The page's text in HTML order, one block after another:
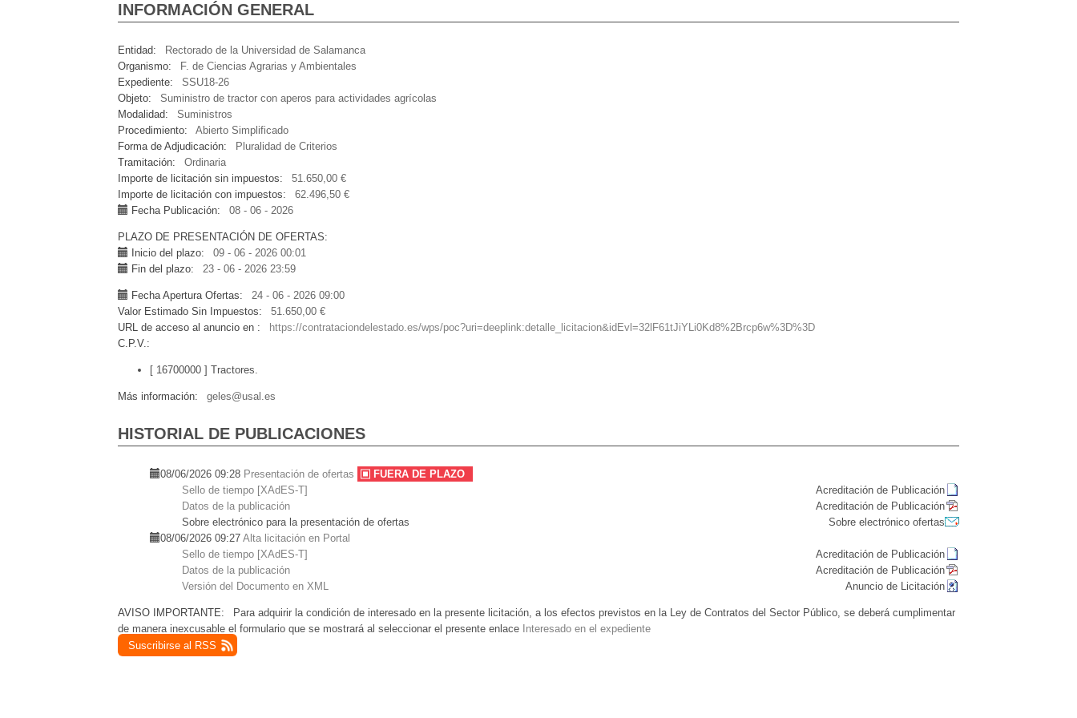
INFORMACIÓN GENERAL
Entidad
Rectorado de la Universidad de Salamanca
Organismo
F. de Ciencias Agrarias y Ambientales
Expediente
SSU18-26
Objeto
Suministro de tractor con aperos para actividades agrícolas
Modalidad
Suministros
Procedimiento
Abierto Simplificado
Forma de Adjudicación
Pluralidad de Criterios
Tramitación
Ordinaria
Importe de licitación sin impuestos
51.650,00 €
Importe de licitación con impuestos
62.496,50 €
Fecha Publicación
08 - 06 - 2026
PLAZO DE PRESENTACIÓN DE OFERTAS
Inicio del plazo
09 - 06 - 2026 00:01
Fin del plazo
23 - 06 - 2026 23:59
Fecha Apertura Ofertas
24 - 06 - 2026 09:00
Valor Estimado Sin Impuestos
51.650,00 €
URL de acceso al anuncio en
https://contrataciondelestado.es/wps/poc?uri=deeplink:detalle_licitacion&idEvl=32lF61tJiYLi0Kd8%2Brcp6w%3D%3D
C.P.V.
[ 16700000 ] Tractores.
Más información geles@usal.es
HISTORIAL DE PUBLICACIONES
08/06/2026 09:28 Presentación de ofertas
FUERA DE PLAZO
Acreditación de Publicación
Sello de tiempo [XAdES-T]
Acreditación de Publicación
Datos de la publicación
Sobre electrónico ofertas
Sobre electrónico para la presentación de ofertas
08/06/2026 09:27 Alta licitación en Portal
Acreditación de Publicación
Sello de tiempo [XAdES-T]
Acreditación de Publicación
Datos de la publicación
Anuncio de Licitación
Versión del Documento en XML
AVISO IMPORTANTE:
Para adquirir la condición de interesado en la presente licitación, a los efectos previstos en la Ley de Contratos del Sector Público, se deberá cumplimentar
de manera inexcusable el formulario que se mostrará al seleccionar el presente enlace Interesado en el expediente
Suscribirse al RSS